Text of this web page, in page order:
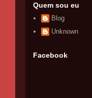
Quem sou eu
Blog
Unknown
Facebook